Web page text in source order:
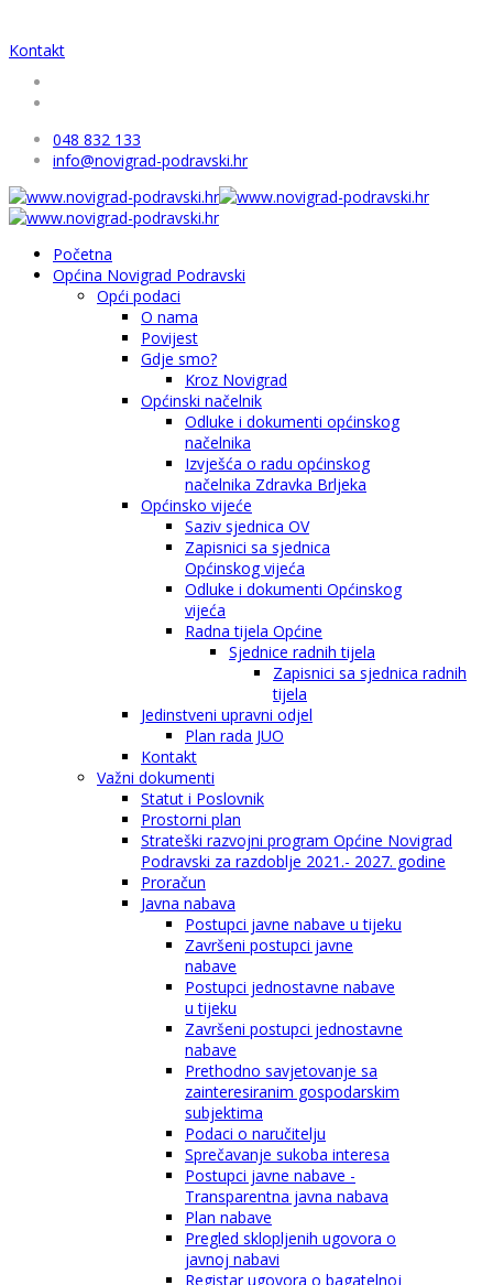
Kontakt
048 832 133
info@novigrad-podravski.hr
Početna
Općina Novigrad Podravski
Opći podaci
O nama
Povijest
Gdje smo?
Kroz Novigrad
Općinski načelnik
Odluke i dokumenti općinskog
načelnika
Izvješća o radu općinskog
načelnika Zdravka Brljeka
Općinsko vijeće
Saziv sjednica OV
Zapisnici sa sjednica
Općinskog vijeća
Odluke i dokumenti Općinskog
vijeća
Radna tijela Općine
Sjednice radnih tijela
Zapisnici sa sjednica radnih
tijela
Jedinstveni upravni odjel
Plan rada JUO
Kontakt
Važni dokumenti
Statut i Poslovnik
Prostorni plan
Strateški razvojni program Općine Novigrad
Podravski za razdoblje 2021.- 2027. godine
Proračun
Javna nabava
Postupci javne nabave u tijeku
Završeni postupci javne
nabave
Postupci jednostavne nabave
u tijeku
Završeni postupci jednostavne
nabave
Prethodno savjetovanje sa
zainteresiranim gospodarskim
subjektima
Podaci o naručitelju
Sprečavanje sukoba interesa
Postupci javne nabave -
Transparentna javna nabava
Plan nabave
Pregled sklopljenih ugovora o
javnoj nabavi
Registar ugovora o bagatelnoj